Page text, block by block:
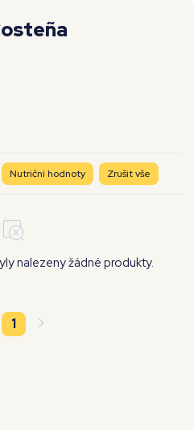
Nutriční hodnoty Zrušit vše
nalezeny žádné produkty.
1